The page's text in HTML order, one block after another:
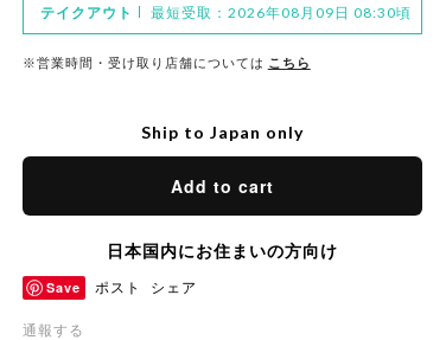
テイクアウト 最短受取：2026年08月09日 08:30頃
※営業時間・受け取り店舗については こちら
Ship to Japan only
Add to cart
日本国内にお住まいの方向け
Save ポスト シェア
通報する